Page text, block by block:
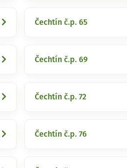
Čechtín č.p. 65
Čechtín č.p. 69
Čechtín č.p. 72
Čechtín č.p. 76